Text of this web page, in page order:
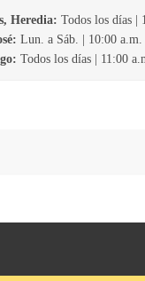
Heredia: Todos los días |
Lun. a Sáb. | 10:00
Todos los días | 11:00